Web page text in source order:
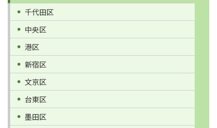
千代田区
中央区
港区
新宿区
文京区
台東区
墨田区